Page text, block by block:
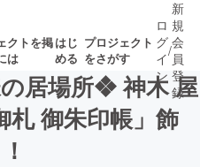
クトを掲
は
はじ
める
プロジェクト
をさがす
ロ
ロ
グ
イ
ン
/
新
規
会
員
登
録
居場所❖ 神木 屋
札 御朱印帳」飾